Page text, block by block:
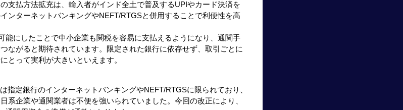
支払方法拡充は、輸入者がインド全土で普及するUPIやカード決済を
ンターネットバンキングやNEFT/RTGSと併用することで利便性を高
能にしたことで中小企業も関税を容易に支払えるようになり、通関手
ながると期待されています。限定された銀行に依存せず、取引ごとに
とって実利が大きいといえます。
指定銀行のインターネットバンキングやNEFT/RTGSに限られており、
系企業や通関業者は不便を強いられていました。今回の改正により、